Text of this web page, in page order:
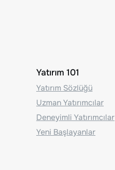
Yatırım 101
Yatırım Sözlüğü
Uzman Yatırımcılar
Deneyimli Yatırımcılar
Yeni Başlayanlar